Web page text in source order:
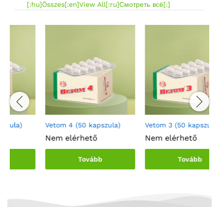
[:hu]Összes[:en]View All[:ru]Смотреть всё[:]
Vetom 4 (50 kapszula)
Nem elérhető
Vetom 3 (50 kapszula)
Nem elérhető